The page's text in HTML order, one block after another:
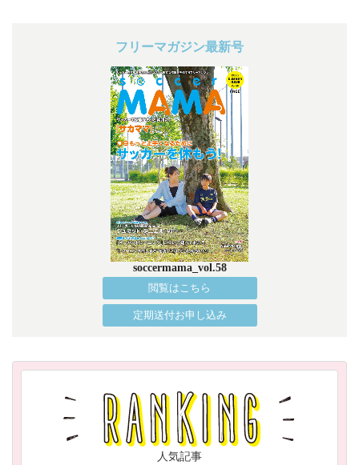
フリーマガジン最新号
soccermama_vol.58
閲覧はこちら
定期送付お申し込み
人気記事